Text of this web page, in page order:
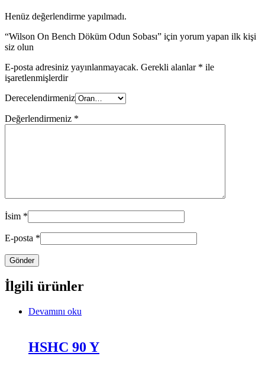
Henüz değerlendirme yapılmadı.
“Wilson On Bench Döküm Odun Sobası” için yorum yapan ilk kişi
siz olun
E-posta adresiniz yayınlanmayacak. Gerekli alanlar * ile
işaretlenmişlerdir
Derecelendirmeniz
Değerlendirmeniz *
İsim *
E-posta *
İlgili ürünler
Devamını oku
HSHC 90 Y